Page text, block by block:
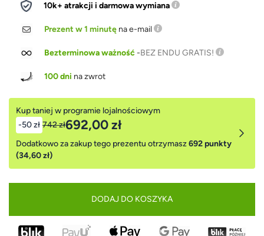
10k+ atrakcji i darmowa wymiana
Prezent w 1 minutę na e-mail
Bezterminowa ważność-BEZ ENDU GRATIS!
100 dni na zwrot
Kup taniej w programie lojalnościowym
-50 zł 742 zł692,00 zł
Dodatkowo za zakup tego prezentu otrzymasz692 punkty
(34,60 zł)
DODAJ DO KOSZYKA